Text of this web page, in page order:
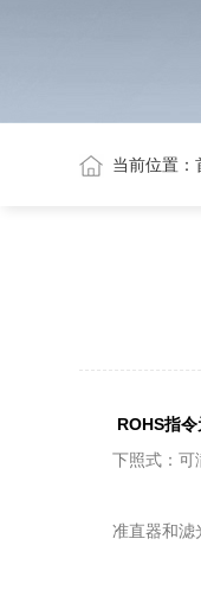
当前位置：
ROHS指
下照式：可满
准直器和滤光